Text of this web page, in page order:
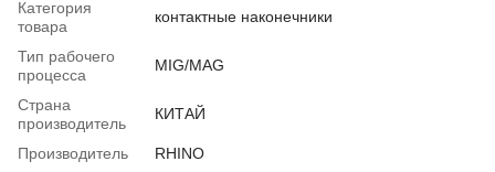
Категория
товара
контактные наконечники
Тип рабочего
процесса
MIG/MAG
Страна
производитель
КИТАЙ
Производитель
RHINO